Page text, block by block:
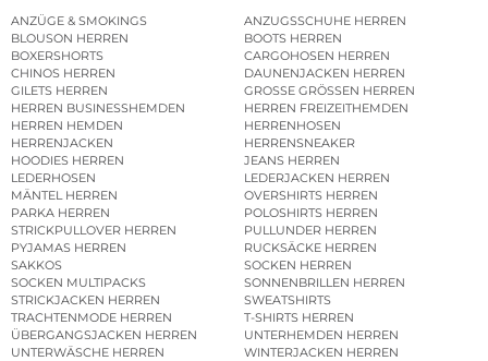
ANZÜGE & SMOKINGS
ANZUGSSCHUHE HERREN
BLOUSON HERREN
BOOTS HERREN
BOXERSHORTS
CARGOHOSEN HERREN
CHINOS HERREN
DAUNENJACKEN HERREN
GILETS HERREN
GROSSE GRÖSSEN HERREN
HERREN BUSINESSHEMDEN
HERREN FREIZEITHEMDEN
HERREN HEMDEN
HERRENHOSEN
HERRENJACKEN
HERRENSNEAKER
HOODIES HERREN
JEANS HERREN
LEDERHOSEN
LEDERJACKEN HERREN
MÄNTEL HERREN
OVERSHIRTS HERREN
PARKA HERREN
POLOSHIRTS HERREN
STRICKPULLOVER HERREN
PULLUNDER HERREN
PYJAMAS HERREN
RUCKSÄCKE HERREN
SAKKOS
SOCKEN HERREN
SOCKEN MULTIPACKS
SONNENBRILLEN HERREN
STRICKJACKEN HERREN
SWEATSHIRTS
TRACHTENMODE HERREN
T-SHIRTS HERREN
ÜBERGANGSJACKEN HERREN
UNTERHEMDEN HERREN
UNTERWÄSCHE HERREN
WINTERJACKEN HERREN